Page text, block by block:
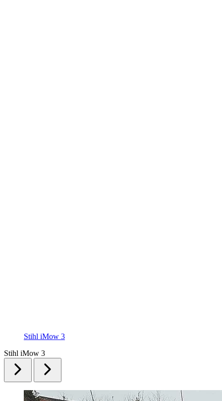
Stihl iMow 3
Stihl iMow 3